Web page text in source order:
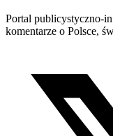
Portal publicystyczno-
komentarze o Polsce,